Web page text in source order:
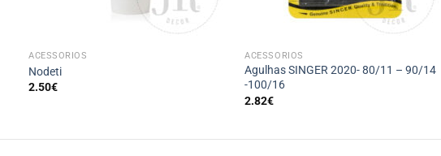
ACESSÓRIOS
Nodeti
2.50€
ACESSÓRIOS
Agulhas SINGER 2020- 80/11 – 90/14
-100/16
2.82€